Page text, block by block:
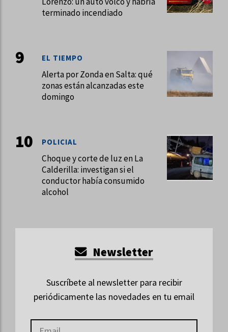
terminado incendiado
Alerta por Zonda en Salta: qué
zonas están alcanzadas este
domingo
EL TIEMPO
Choque y corte de luz en La
Calderilla: investigan si el
conductor había consumido
alcohol
POLICIAL
Newsletter
Suscríbete al newsletter para recibir
periódicamente las novedades en tu email